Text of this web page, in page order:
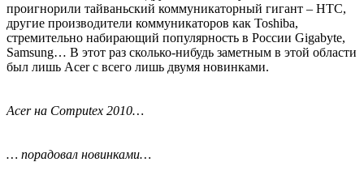
проигнорили тайваньский коммуникаторный гигант – HTC,
другие производители коммуникаторов как Toshiba,
стремительно набирающий популярность в России Gigabyte,
Samsung… В этот раз сколько-нибудь заметным в этой области
был лишь Acer с всего лишь двумя новинками.
Acer на Computex 2010…
… порадовал новинками…